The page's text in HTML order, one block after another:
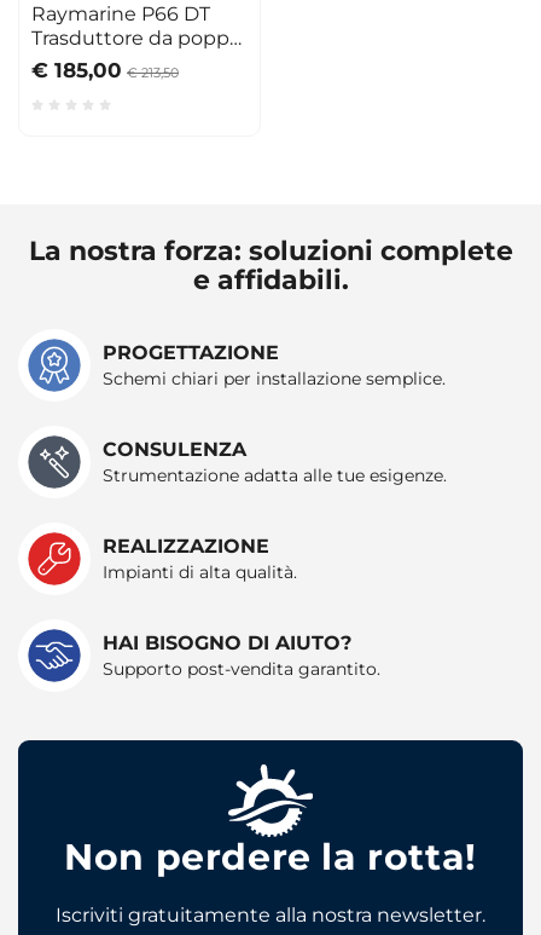
Raymarine P66 DT
Trasduttore da poppa
fili liberi
€ 185,00 € 213,50
La nostra forza: soluzioni complete
e affidabili.
PROGETTAZIONE
Schemi chiari per installazione semplice.
CONSULENZA
Strumentazione adatta alle tue esigenze.
REALIZZAZIONE
Impianti di alta qualità.
HAI BISOGNO DI AIUTO?
Supporto post-vendita garantito.
Non perdere la rotta!
Iscriviti gratuitamente alla nostra newsletter.